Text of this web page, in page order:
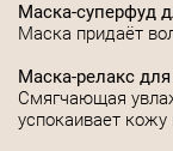
Маска-суперфуд
Маска придаёт
Маска-релакс
Смягчающая
успокаивает кожу